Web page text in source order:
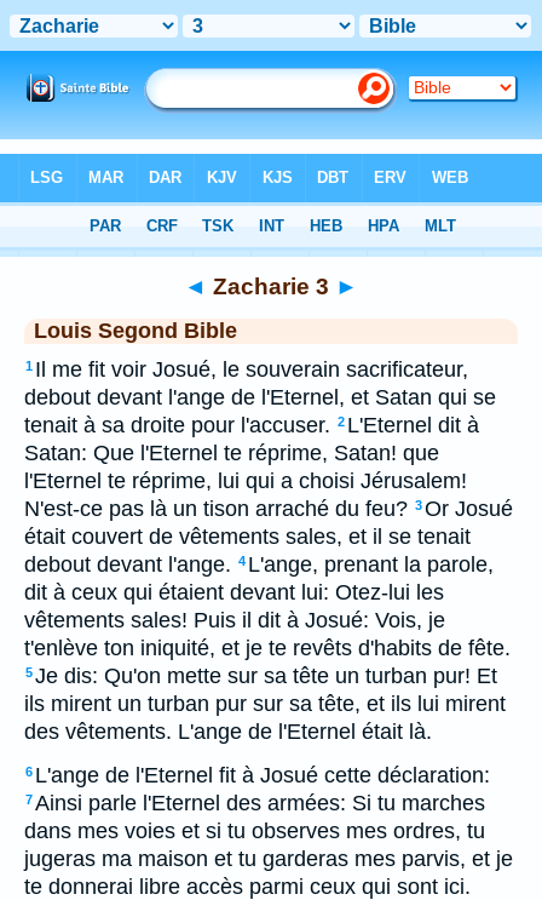
> Zacharie 3
◄ Zacharie 3 ►
Louis Segond Bible
1 Il me fit voir Josué, le souverain sacrificateur,
debout devant l'ange de l'Eternel, et Satan qui se
tenait à sa droite pour l'accuser. 2 L'Eternel dit à
Satan: Que l'Eternel te réprime, Satan! que
l'Eternel te réprime, lui qui a choisi Jérusalem!
N'est-ce pas là un tison arraché du feu? 3Or Josué
était couvert de vêtements sales, et il se tenait
debout devant l'ange. 4 L'ange, prenant la parole,
dit à ceux qui étaient devant lui: Otez-lui les
vêtements sales! Puis il dit à Josué: Vois, je
t'enlève ton iniquité, et je te revêts d'habits de fête.
5Je dis: Qu'on mette sur sa tête un turban pur! Et
ils mirent un turban pur sur sa tête, et ils lui mirent
des vêtements. L'ange de l'Eternel était là.
6 L'ange de l'Eternel fit à Josué cette déclaration:
7Ainsi parle l'Eternel des armées: Si tu marches
dans mes voies et si tu observes mes ordres, tu
jugeras ma maison et tu garderas mes parvis, et je
te donnerai libre accès parmi ceux qui sont ici.